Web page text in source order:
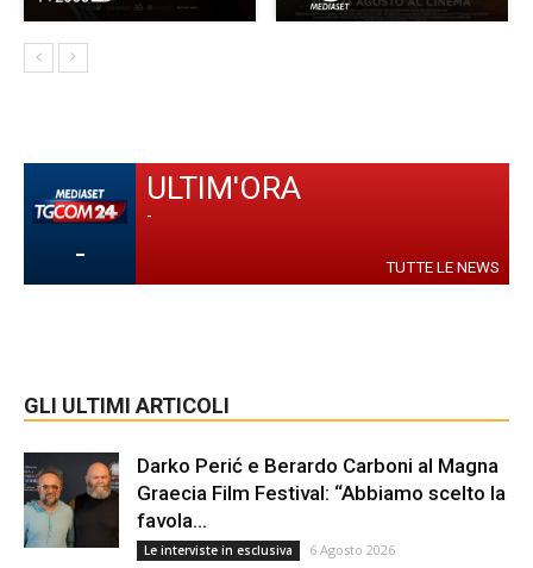
-
ULTIM'ORA
-
TUTTE LE NEWS
GLI ULTIMI ARTICOLI
Darko Perić e Berardo Carboni al Magna
Graecia Film Festival: “Abbiamo scelto la
favola...
Le interviste in esclusiva 6 Agosto 2026